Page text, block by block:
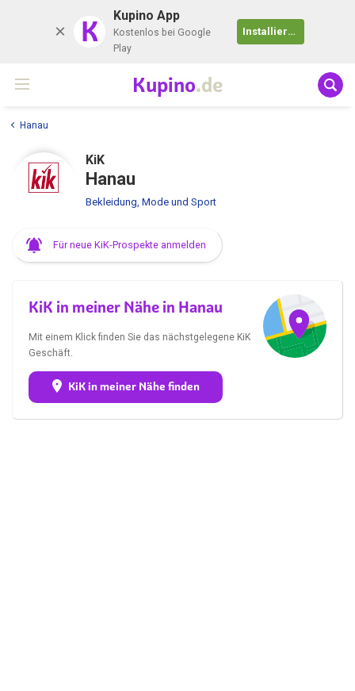
K Kupino App
Kostenlos bei Google
Play
Installieren
Kupino.de
Hanau
KiK
Hanau
Bekleidung, Mode und Sport
Für neue KiK-Prospekte anmelden
KiK in meiner Nähe in Hanau
Mit einem Klick finden Sie das nächstgelegene KiK
Geschäft.
KiK in meiner Nähe finden